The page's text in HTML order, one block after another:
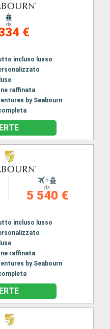
da
€
incluso lusso
raffinata
by Seabourn
+
da
5 540 €
incluso lusso
raffinata
by Seabourn